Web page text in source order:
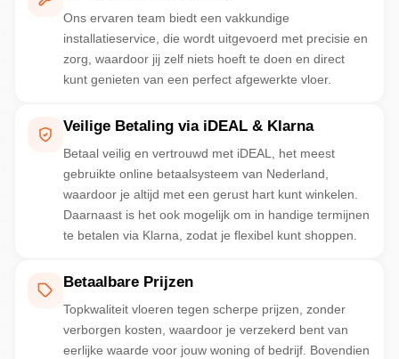
Ons ervaren team biedt een vakkundige
installatieservice, die wordt uitgevoerd met precisie en
zorg, waardoor jij zelf niets hoeft te doen en direct
kunt genieten van een perfect afgewerkte vloer.
Veilige Betaling via iDEAL & Klarna
Betaal veilig en vertrouwd met iDEAL, het meest
gebruikte online betaalsysteem van Nederland,
waardoor je altijd met een gerust hart kunt winkelen.
Daarnaast is het ook mogelijk om in handige termijnen
te betalen via Klarna, zodat je flexibel kunt shoppen.
Betaalbare Prijzen
Topkwaliteit vloeren tegen scherpe prijzen, zonder
verborgen kosten, waardoor je verzekerd bent van
eerlijke waarde voor jouw woning of bedrijf. Bovendien